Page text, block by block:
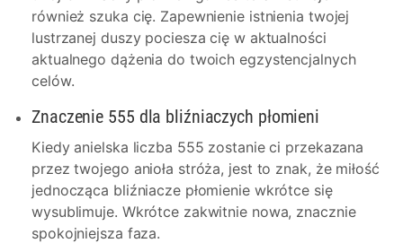
również szuka cię. Zapewnienie istnienia twojej
lustrzanej duszy pociesza cię w aktualności
aktualnego dążenia do twoich egzystencjalnych
celów.
Znaczenie 555 dla bliźniaczych płomieni
Kiedy anielska liczba 555 zostanie ci przekazana
przez twojego anioła stróża, jest to znak, że miłość
jednocząca bliźniacze płomienie wkrótce się
wysublimuje. Wkrótce zakwitnie nowa, znacznie
spokojniejsza faza.